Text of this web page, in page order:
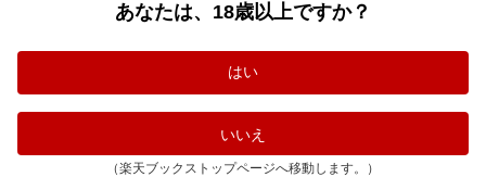
あなたは、18歳以上ですか？
いいえ
（楽天ブックストップページへ移動します。）